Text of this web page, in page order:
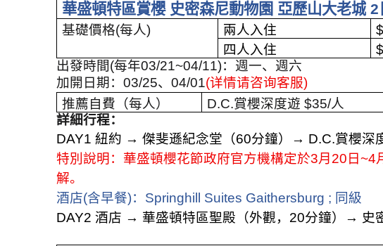
華盛頓特區賞櫻 史密森尼動物園 亞歷山大老城 2
基礎價格(每人) 兩人入住 $
四人入住
$
出發時間(每年03/21~04/11)：週一、週六
加開日期： 03/25、 04/01(详情请咨询客服)
推薦自費（每人）
D.C.賞櫻深度遊 $35/人
詳細行程：
DAY1 紐約 → 傑斐遜紀念堂（60分鐘） → D.C.賞櫻深
特別說明： 華盛頓櫻花節政府官方機構定於3月 20 日~4
解。
酒店(含早餐)： Springhill Suites Gaithersburg ; 同級
DAY2 酒店 → 華盛頓特區聖殿（外觀， 20分鐘） → 史